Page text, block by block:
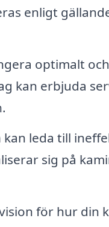
enligt
optimalt
kan erbjuda
leda till
sig på
för hur din